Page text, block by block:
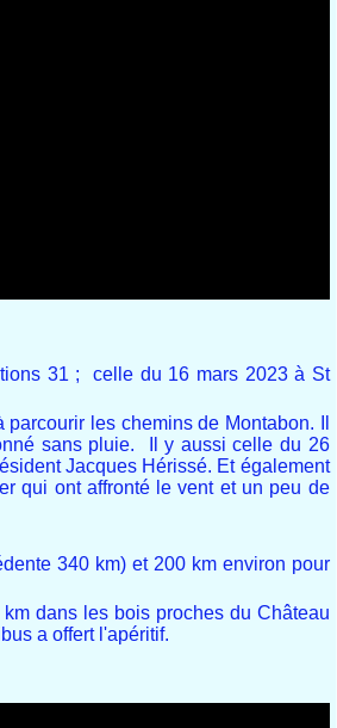
31 ; celle du 16 mars 2023 à St
les chemins de Montabon. Il
sans pluie. Il y aussi celle du 26
Jacques Hérissé. Et également
qui ont affronté le vent et un peu de
340 km) et 200 km environ pour
dans les bois proches du Château
a offert l'apéritif.